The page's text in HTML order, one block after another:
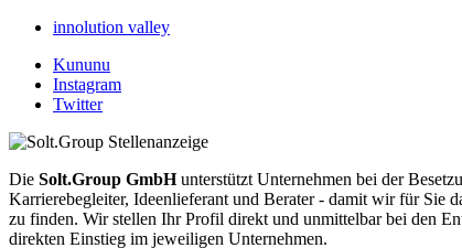
innolution valley
Kununu
Instagram
Twitter
Die Solt.Group GmbHunterstützt Unternehmen bei der
Karrierebegleiter, Ideenlieferant und Berater - damit wir für Sie
zu finden. Wir stellen Ihr Profil direkt und unmittelbar bei den
direkten Einstieg im jeweiligen Unternehmen.